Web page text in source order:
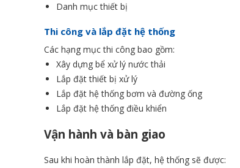
Danh mục thiết bị
Thi công và lắp đặt hệ thống
Các hạng mục thi công bao gồm:
Xây dựng bể xử lý nước thải
Lắp đặt thiết bị xử lý
Lắp đặt hệ thống bơm và đường ống
Lắp đặt hệ thống điều khiển
Vận hành và bàn giao
Sau khi hoàn thành lắp đặt, hệ thống sẽ được: